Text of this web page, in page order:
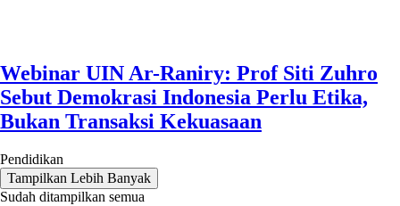
Webinar UIN Ar-Raniry: Prof Siti Zuhro
Sebut Demokrasi Indonesia Perlu Etika,
Bukan Transaksi Kekuasaan
Pendidikan
Tampilkan Lebih Banyak
Sudah ditampilkan semua